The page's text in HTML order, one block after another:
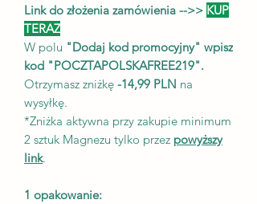
Link do złożenia zamówienia -->> KUP
TERAZ
W polu "Dodaj kod promocyjny" wpisz
kod "POCZTAPOLSKAFREE219".
Otrzymasz zniżkę -14,99 PLN na
wysyłkę.
*Zniżka aktywna przy zakupie minimum
2 sztuk Magnezu tylko przez powyższy
link.
1 opakowanie: